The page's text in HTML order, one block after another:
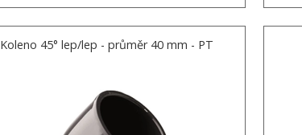
Koleno 45° lep/lep - průměr 40 mm - PT